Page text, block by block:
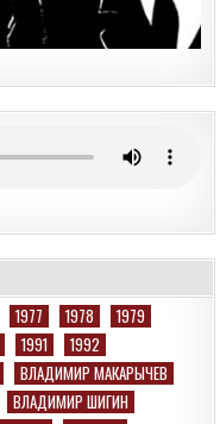
1977 1978
1979
1991
1992
ВЛАДИМИР МАКАРЫЧЕВ
ВЛАДИМИР ШИГИН